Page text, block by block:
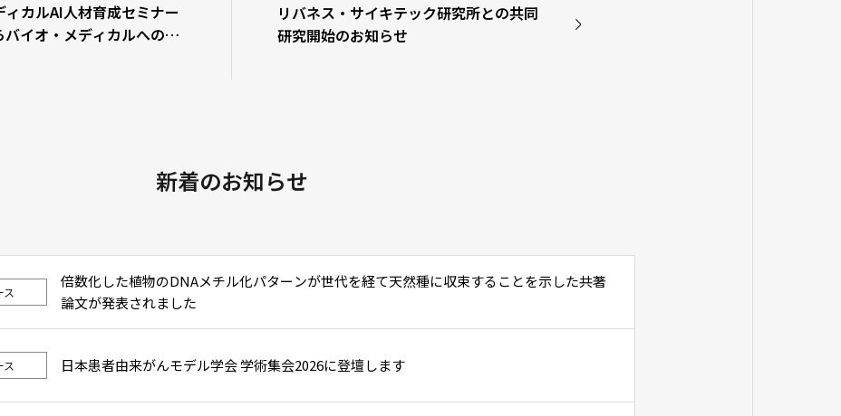
ィカルAI人材育成セミナー
バイオ・メディカルへの応
リバネス・サイキテック研究所との共同
研究開始のお知らせ
新着のお知らせ
ス
倍数化した植物のDNAメチル化パターンが世代を経て天然種に収束することを示した共著
論文が発表されました
ス 日本患者由来がんモデル学会 学術集会2026に登壇します